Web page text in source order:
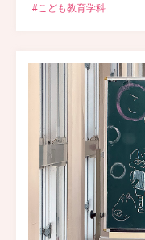
#こども教育学科